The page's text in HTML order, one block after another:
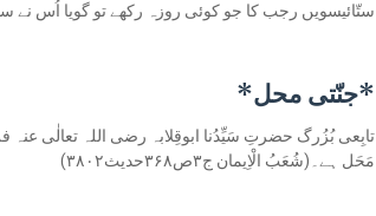
ستّائیسویں رجب کا جو کوئی روزہ رکھے تو گویا اُس نے
*جنّتی محل*
تابِعی بُزُرگ حضرتِ سَیِّدُنا ابوقِلابہ رضی اللہ تعالٰی
مَحَل ہے۔(شُعَبُ الْاِیمان ج۳ص۳۶۸حدیث۳۸۰۲)